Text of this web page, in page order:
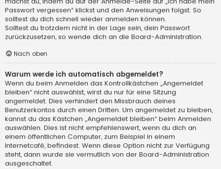
Passwort vergessen“ klickst und den Anweisungen folgst. So
solltest du dich schnell wieder anmelden können.
Solltest du trotzdem nicht in der Lage sein, dein Passwort
zurückzusetzen, so wende dich an die Board-Administration.
Nach oben
Warum werde ich automatisch abgemeldet?
Wenn du beim Anmelden das Kontrollkästchen „Angemeldet
bleiben“ nicht auswählst, wirst du nur für eine Sitzung
angemeldet. Dies verhindert den Missbrauch deines
Benutzerkontos durch einen Dritten. Um angemeldet zu bleiben,
kannst du das Kästchen „Angemeldet bleiben“ beim Anmelden
auswählen. Dies ist nicht empfehlenswert, wenn du dich an
einem öffentlichen Computer, zum Beispiel in einem
Internetcafé, befindest. Wenn diese Option nicht zur Verfügung
steht, dann wurde sie vermutlich von der Board-Administration
ausgeschaltet.